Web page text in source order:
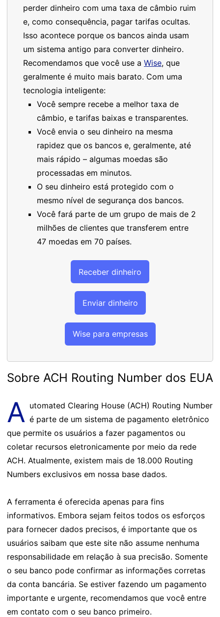
perder dinheiro com uma taxa de câmbio ruim
e, como consequência, pagar tarifas ocultas.
Isso acontece porque os bancos ainda usam
um sistema antigo para converter dinheiro.
Recomendamos que você use a Wise, que
geralmente é muito mais barato. Com uma
tecnologia inteligente:
Você sempre recebe a melhor taxa de
câmbio, e tarifas baixas e transparentes.
Você envia o seu dinheiro na mesma
rapidez que os bancos e, geralmente, até
mais rápido – algumas moedas são
processadas em minutos.
O seu dinheiro está protegido com o
mesmo nível de segurança dos bancos.
Você fará parte de um grupo de mais de 2
milhões de clientes que transferem entre
47 moedas em 70 países.
Receber dinheiro
Enviar dinheiro
Wise para empresas
Sobre ACH Routing Number dos EUA
A utomated Clearing House (ACH) Routing Number
é parte de um sistema de pagamento eletrônico
que permite os usuários a fazer pagamentos ou
coletar recursos eletronicamente por meio da rede
ACH. Atualmente, existem mais de 18.000 Routing
Numbers exclusivos em nossa base dados.
A ferramenta é oferecida apenas para fins
informativos. Embora sejam feitos todos os esforços
para fornecer dados precisos, é importante que os
usuários saibam que este site não assume nenhuma
responsabilidade em relação à sua precisão. Somente
o seu banco pode confirmar as informações corretas
da conta bancária. Se estiver fazendo um pagamento
importante e urgente, recomendamos que você entre
em contato com o seu banco primeiro.